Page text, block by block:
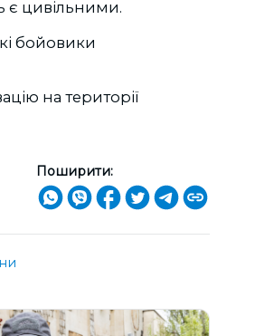
є цивільними.
бойовики
на території
Поширити: